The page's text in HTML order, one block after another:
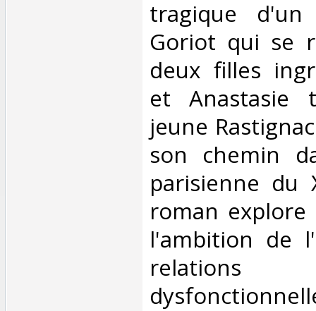
tragique
Goriot qui se
deux filles
et Anastasie
jeune
son chemin
parisienne du
roman
l'ambition de
relations